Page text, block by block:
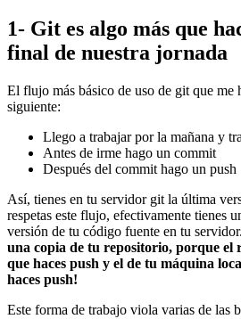
1- Git es algo más que
final de nuestra jornada
El flujo más básico de uso de git que me
siguiente:
Llego a trabajar por la mañana y
Antes de irme hago un commit
Después del commit hago un push
Así, tienes en tu servidor git la última
respetas este flujo, efectivamente tienes
versión de tu código fuente en tu
una copia de tu repositorio, porque el
que haces push y el de tu máquina
haces push!
Este forma de trabajo viola varias de las